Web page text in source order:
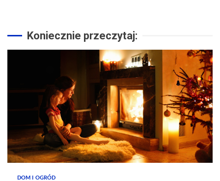
Koniecznie przeczytaj:
DOM I OGRÓD